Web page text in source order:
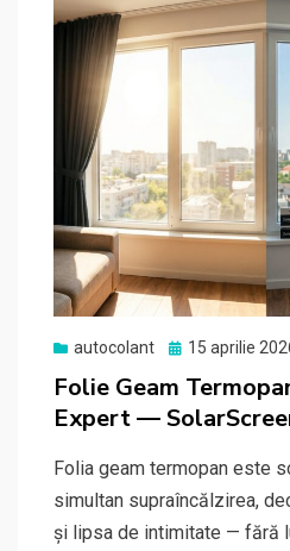
autocolant
Posted
15 aprilie
Folie Geam
Expert —
Folia geam termopan este
simultan supraîncălzirea,
și lipsa de intimitate — fără